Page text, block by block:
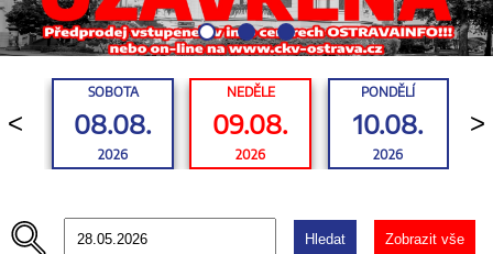
<
SOBOTA
08.08.
2026
NEDĚLE
09.08.
2026
PONDĚLÍ
10.08.
2026
>
Hledat Zobrazit vše